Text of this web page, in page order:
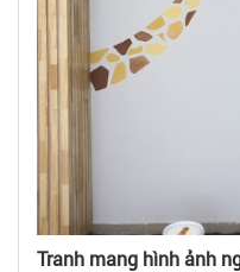
Tranh mang hình ảnh